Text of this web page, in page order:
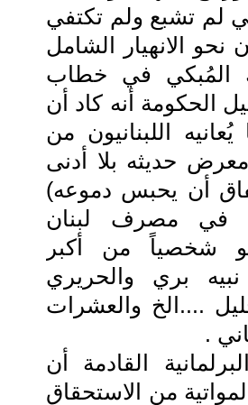
لم تشبع ولم تكتفي
نحو الانهيار الشامل
المُبكي في خطاب
الحكومة أنه كاد أن
اللبنانيون من
حديثه بلا أدنى
أن يحبس دموعه)
في مصرف لبنان
هو شخصياً من أكبر
بري والحريري
....الخ والعشرات
.
القادمة أن
من الاستحقاق